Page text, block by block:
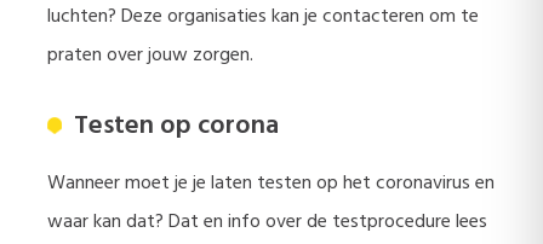
luchten? Deze organisaties kan je contacteren om te
praten over jouw zorgen.
Testen op corona
Wanneer moet je je laten testen op het coronavirus en
waar kan dat? Dat en info over de testprocedure lees